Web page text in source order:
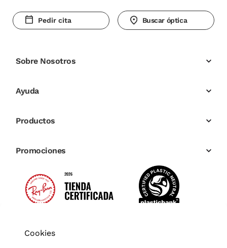
Pedir cita Buscar óptica
Sobre Nosotros
Ayuda
Productos
Promociones
Cookies